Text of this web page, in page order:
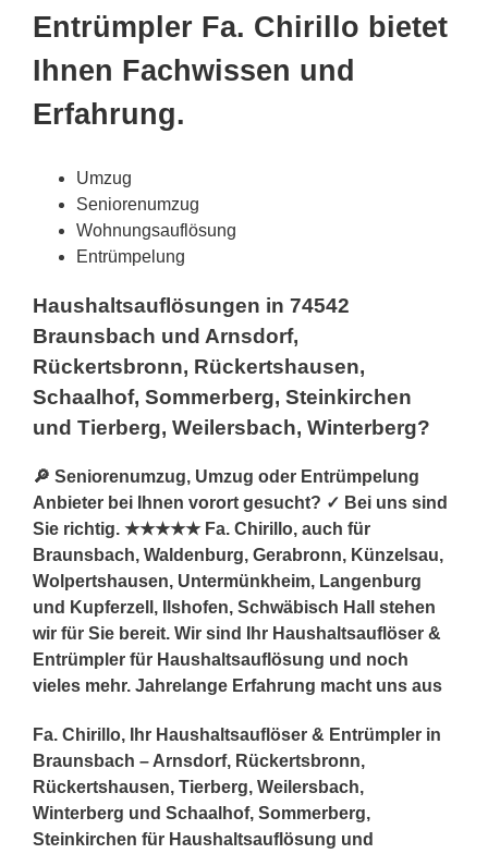
Entrümpler Fa. Chirillo bietet
Ihnen Fachwissen und
Erfahrung.
Umzug
Seniorenumzug
Wohnungsauflösung
Entrümpelung
Haushaltsauflösungen in 74542
Braunsbach und Arnsdorf,
Rückertsbronn, Rückertshausen,
Schaalhof, Sommerberg, Steinkirchen
und Tierberg, Weilersbach, Winterberg?
🔎 Seniorenumzug, Umzug oder Entrümpelung
Anbieter bei Ihnen vorort gesucht? ✓ Bei uns sind
Sie richtig. ★★★★★ Fa. Chirillo, auch für
Braunsbach, Waldenburg, Gerabronn, Künzelsau,
Wolpertshausen, Untermünkheim, Langenburg
und Kupferzell, Ilshofen, Schwäbisch Hall stehen
wir für Sie bereit. Wir sind Ihr Haushaltsauflöser &
Entrümpler für Haushaltsauflösung und noch
vieles mehr. Jahrelange Erfahrung macht uns aus
Fa. Chirillo, Ihr Haushaltsauflöser & Entrümpler in
Braunsbach – Arnsdorf, Rückertsbronn,
Rückertshausen, Tierberg, Weilersbach,
Winterberg und Schaalhof, Sommerberg,
Steinkirchen für Haushaltsauflösung und